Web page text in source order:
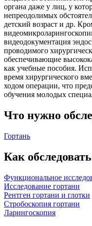
органа даже у лиц, у
непреодолимых
детский возраст и др.
видеодокументация
проводимого
обеспечивающие
как учебные пособия.
время хирургического
ходом операции, что
обучения молодых
Что нужно
Гортань
Как
Функциональное
Исследование гортани
Рентген гортани и глотки
Стробоскопия гортани
Ларингоскопия